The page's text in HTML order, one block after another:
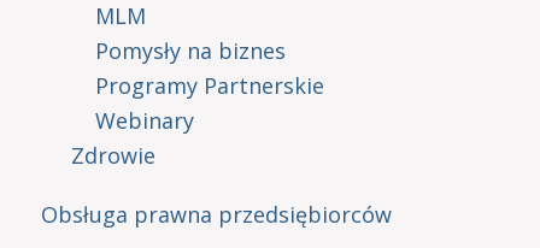
MLM
Pomysły na biznes
Programy Partnerskie
Webinary
Zdrowie
Obsługa prawna przedsiębiorców